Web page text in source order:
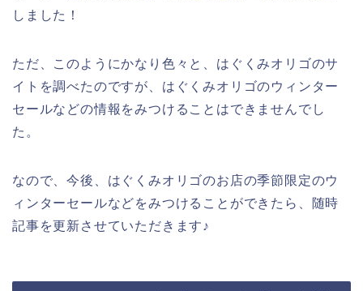
しました！
ただ、このようにかなり色々と、はぐくみオリゴのサ
イトを調べたのですが、はぐくみオリゴのウィンター
セールなどの情報をみつけることはできませんでし
た。
なので、今後、はぐくみオリゴのお店の季節限定のウ
ィンターセールなどをみつけることができたら、随時
記事を更新させていただきます♪